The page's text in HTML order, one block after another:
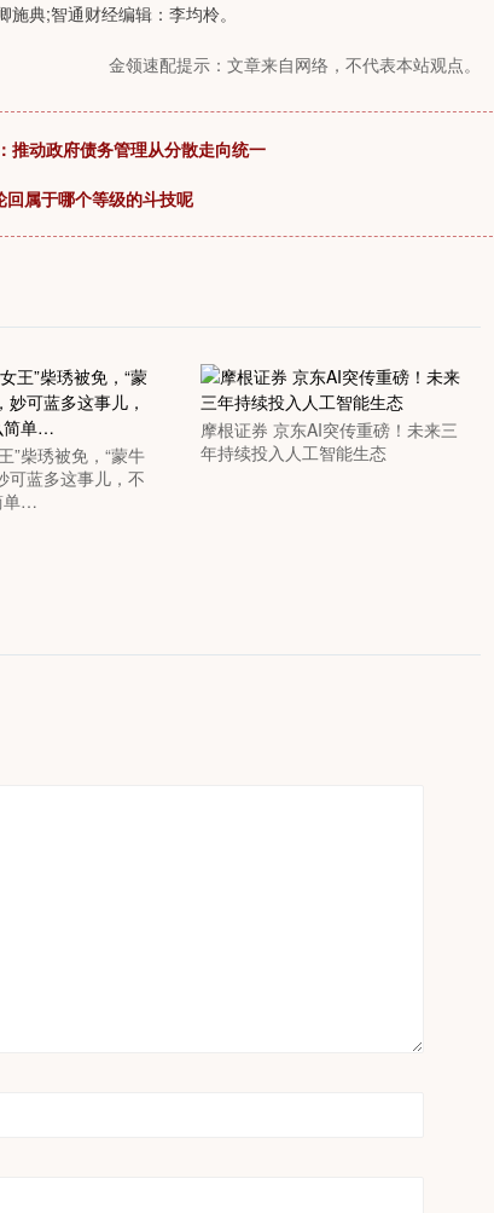
典;智通财经编辑：李均柃。
金领速配提示：文章来自网络，不代表本站观点。
推动政府债务管理从分散走向统一
属于哪个等级的斗技呢
”柴琇被免，“蒙牛
可蓝多这事儿，不
单…
摩根证券 京东AI突传重磅！未来三
年持续投入人工智能生态